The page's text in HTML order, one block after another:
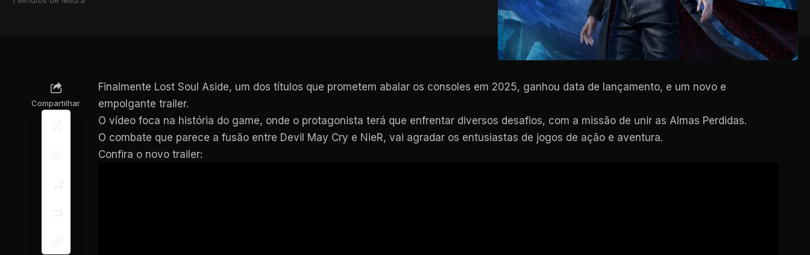
Compartilhar
Finalmente Lost Soul Aside, um dos títulos que prometem abalar os consoles em 2025, ganhou data de lançamento, e um novo e
empolgante trailer.
O vídeo foca na história do game, onde o protagonista terá que enfrentar diversos desafios, com a missão de unir as Almas Perdidas.
O combate que parece a fusão entre Devil May Cry e NieR, vai agradar os entusiastas de jogos de ação e aventura.
Confira o novo trailer: